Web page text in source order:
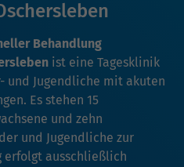
Behandlung
ist eine Tagesklinik
und Jugendliche mit akuten
Es stehen 15
und zehn
und Jugendliche zur
erfolgt ausschließlich